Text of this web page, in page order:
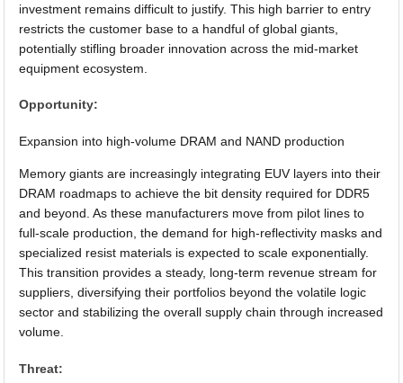
investment remains difficult to justify. This high barrier to entry
restricts the customer base to a handful of global giants,
potentially stifling broader innovation across the mid-market
equipment ecosystem.
Opportunity:
Expansion into high-volume DRAM and NAND production
Memory giants are increasingly integrating EUV layers into their
DRAM roadmaps to achieve the bit density required for DDR5
and beyond. As these manufacturers move from pilot lines to
full-scale production, the demand for high-reflectivity masks and
specialized resist materials is expected to scale exponentially.
This transition provides a steady, long-term revenue stream for
suppliers, diversifying their portfolios beyond the volatile logic
sector and stabilizing the overall supply chain through increased
volume.
Threat: